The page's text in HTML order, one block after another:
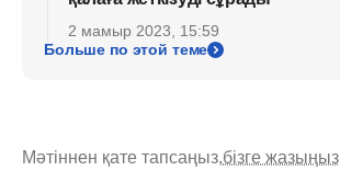
2 мамыр 2023, 15:59
Больше по этой теме
Мәтіннен қате тапсаңыз,бізге жазыңыз